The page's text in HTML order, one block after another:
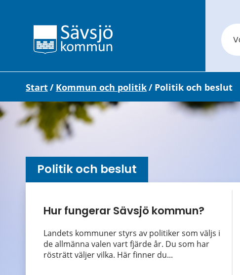
Start/ Kommun och politik/ Politik och beslut
Politik och beslut
Hur fungerar Sävsjö kommun?
Landets kommuner styrs av politiker som väljs i
de allmänna valen vart fjärde år. Du som har
rösträtt väljer vilka. Här finner du...